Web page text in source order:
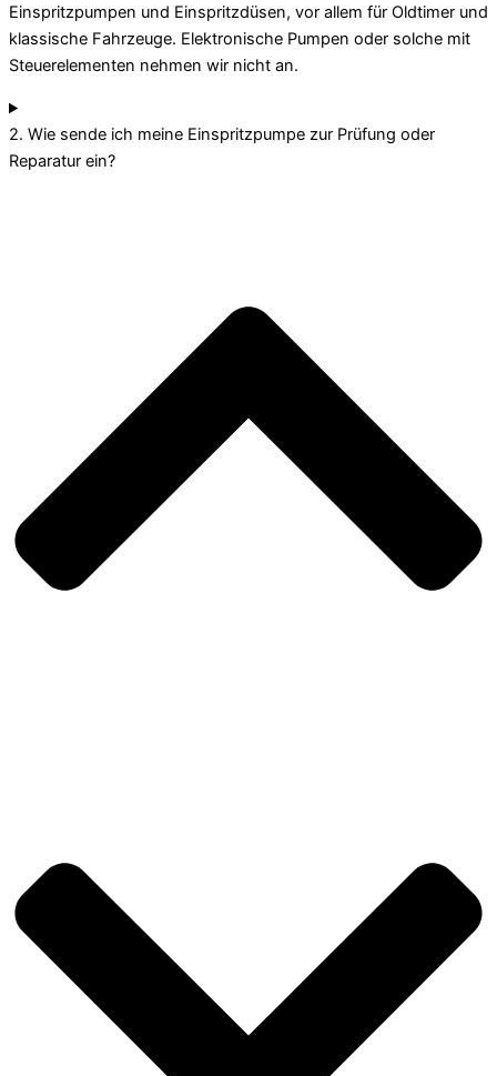
Einspritzpumpen und Einspritzdüsen, vor allem für Oldtimer und
klassische Fahrzeuge. Elektronische Pumpen oder solche mit
Steuerelementen nehmen wir nicht an.
2. Wie sende ich meine Einspritzpumpe zur Prüfung oder
Reparatur ein?